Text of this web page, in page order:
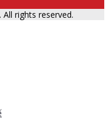
rights reserved.